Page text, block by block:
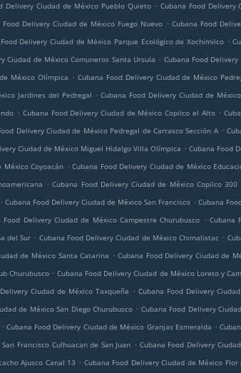
Delivery Ciudad de México Pueblo Quieto . Cubana Food Delivery
Food Delivery Ciudad de México Fuego Nuevo . Cubana Food
Delivery Ciudad de México Parque Ecológico de Xochimilco .
Ciudad de México Comuneros Santa Ursula . Cubana Food
México Olímpica . Cubana Food Delivery Ciudad de México
Jardines del Pedregal . Cubana Food Delivery Ciudad de
. Cubana Food Delivery Ciudad de México Copilco el Alto .
Delivery Ciudad de México Pedregal de Carrasco Sección A .
Ciudad de México Miguel Hidalgo Villa Olímpica . Cubana Food
México Coyoacán . Cubana Food Delivery Ciudad de México
. Cubana Food Delivery Ciudad de México Copilco 300
. Cubana Food Delivery Ciudad de México San Francisco . Cubana
Food Delivery Ciudad de México Campestre Churubusco . Cubana
del Sur . Cubana Food Delivery Ciudad de México Chimalistac .
de México Santa Catarina . Cubana Food Delivery Ciudad de
Churubusco . Cubana Food Delivery Ciudad de México Loreto y
Ciudad de México Taxqueña . Cubana Food Delivery
de México San Diego Churubusco . Cubana Food Delivery
. Cubana Food Delivery Ciudad de México Granjas Esmeralda .
Francisco Culhuacan de San Juan . Cubana Food Delivery
Ajusco Canal 13 . Cubana Food Delivery Ciudad de México